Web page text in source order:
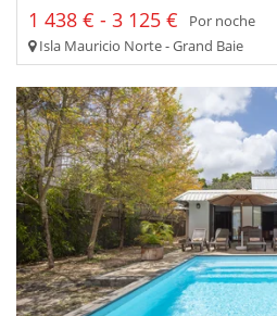
1 438 € - 3 125 €
Por noche
Isla Mauricio Norte - Grand Baie